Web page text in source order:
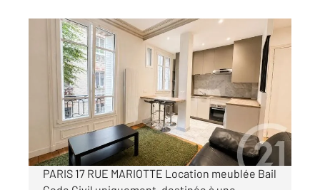
PARIS 75017
40,30 m2, 2 pièces
Ref : 10326
Appartement F2 à louer
1 990 €
par mois charges comprises
PARIS 17 RUE MARIOTTE Location meublée Bail